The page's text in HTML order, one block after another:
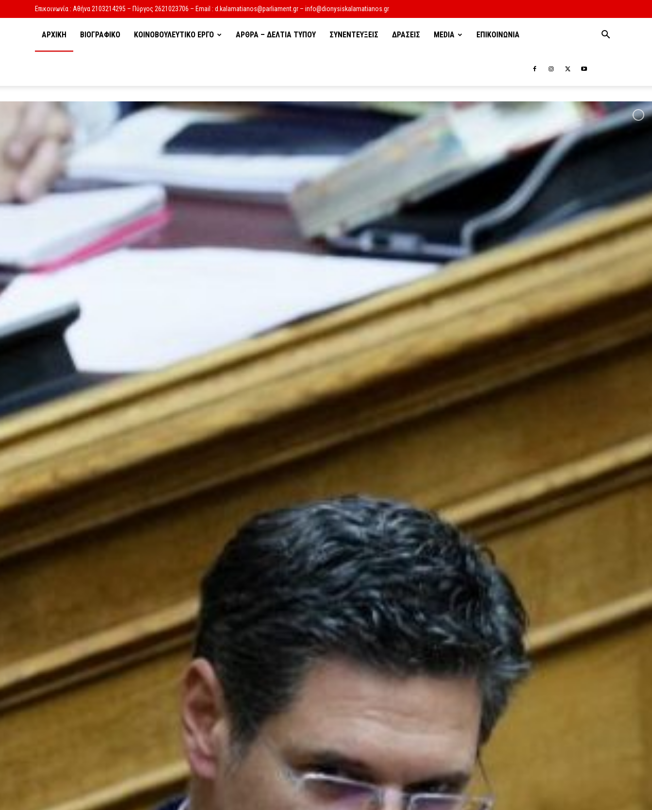
Επικοινωνία : Αθήνα 2103214295 – Πύργος 2621023706 – Email : d.kalamatianos@parliament.gr – info@dionysiskalamatianos.gr
ΑΡΧΙΚΗ ΒΙΟΓΡΑΦΙΚΟ ΚΟΙΝΟΒΟΥΛΕΥΤΙΚΟ ΕΡΓΟ ΑΡΘΡΑ – ΔΕΛΤΙΑ ΤΥΠΟΥ ΣΥΝΕΝΤΕΥΞΕΙΣ ΔΡΑΣΕΙΣ MEDIA ΕΠΙΚΟΙΝΩΝΙΑ